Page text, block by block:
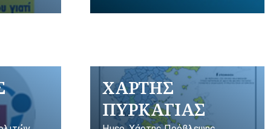
ΧΑΡΤΗΣ
ΠΥΡΚΑΓΙΑΣ